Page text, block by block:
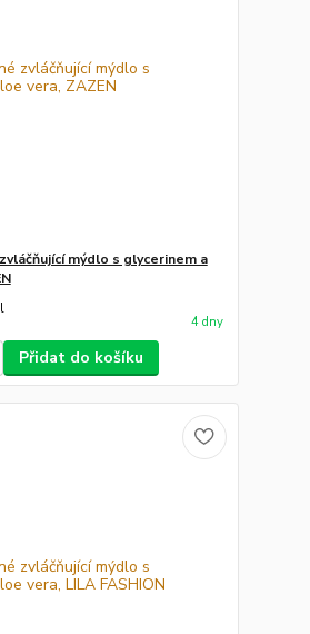
mýdlo s glycerinem a
4 dny
Přidat do košíku